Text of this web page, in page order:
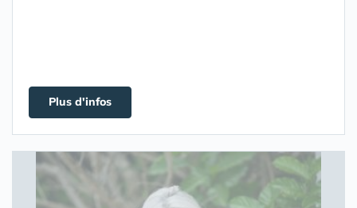
Plus d'infos